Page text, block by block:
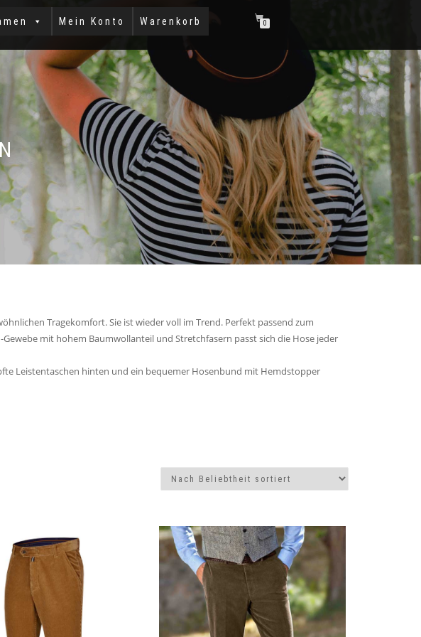
Mein Konto Warenkorb 0
Tragekomfort. Sie ist wieder voll im Trend. Perfekt passend zum
mit hohem Baumwollanteil und Stretchfasern passt sich die Hose jeder
Leistentaschen hinten und ein bequemer Hosenbund mit Hemdstopper